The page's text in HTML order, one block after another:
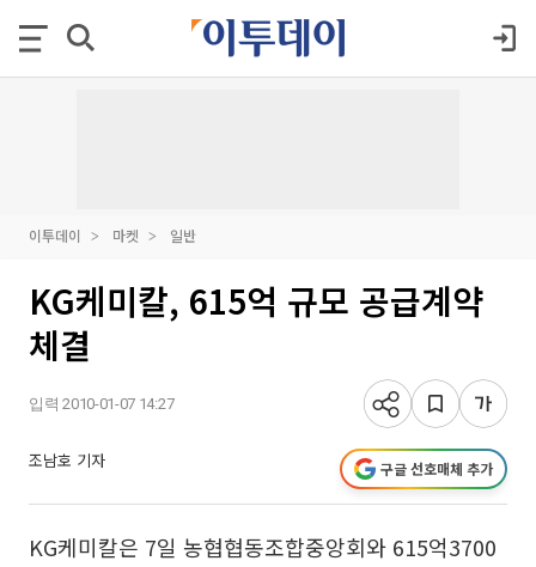
이투데이 마켓 일반
KG케미칼, 615억 규모 공급계약
체결
입력 2010-01-07 14:27
조남호 기자 구글 선호매체 추가
KG케미칼은 7일 농협협동조합중앙회와 615억3700